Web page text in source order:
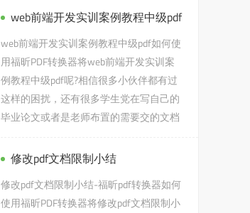
web前端开发实训案例教程中级pdf
web前端开发实训案例教程中级pdf如何使
用福昕PDF转换器将web前端开发实训案
例教程中级pdf呢?相信很多小伙伴都有过
这样的困扰，还有很多学生党在写自己的
毕业论文或者是老师布置的需要交的文档
修改pdf文档限制小结
修改pdf文档限制小结-福昕pdf转换器如何
使用福昕PDF转换器将修改pdf文档限制小